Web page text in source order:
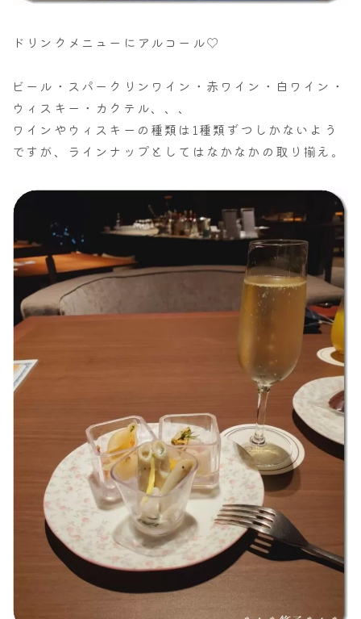
ドリンクメニューにアルコール♡
ビール・スパークリンワイン・赤ワイン・白ワイン・
ウィスキー・カクテル、、、
ワインやウィスキーの種類は1種類ずつしかないよう
ですが、ラインナップとしてはなかなかの取り揃え。